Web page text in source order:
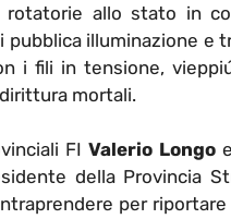
rotatorie allo stato in
pubblica illuminazione e
i fili in tensione,
mortali.
FI Valerio Longo e
della Provincia
per